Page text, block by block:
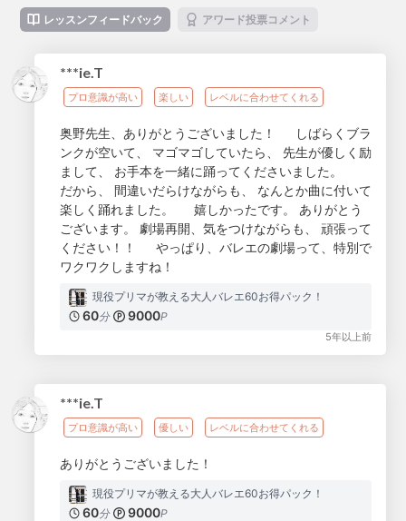
レッスンフィードバック アワード投票コメント
***ie.T
プロ意識が高い 楽しい レベルに合わせてくれる
奥野先生、ありがとうございました！ しばらくブラ
ンクが空いて、 マゴマゴしていたら、 先生が優しく励
まして、 お手本を一緒に踊ってくださいました。
だから、 間違いだらけながらも、 なんとか曲に付いて
楽しく踊れました。 嬉しかったです。 ありがとう
ございます。 劇場再開、気をつけながらも、 頑張って
ください！！ やっぱり、バレエの劇場って、特別で
ワクワクしますね！
現役プリマが教える大人バレエ60お得パック！
60分 9000P
5年以上前
***ie.T
プロ意識が高い 優しい レベルに合わせてくれる
ありがとうございました！
現役プリマが教える大人バレエ60お得パック！
60分 9000P